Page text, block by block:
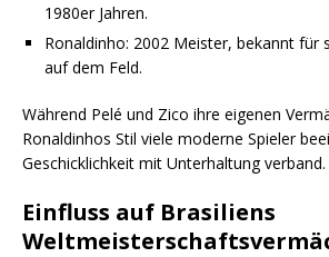
1980er Jahren.
Ronaldinho: 2002 Meister, bekannt für
auf dem Feld.
Während Pelé und Zico ihre eigenen
Ronaldinhos Stil viele moderne Spieler
Geschicklichkeit mit Unterhaltung verband.
Einfluss auf Brasiliens